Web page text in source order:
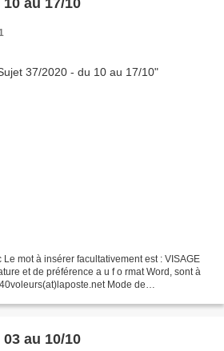
mot à insérer facultativement est : VISAGE
et de préférence a u f o rmat Word, sont à
Mode de
au 10/10